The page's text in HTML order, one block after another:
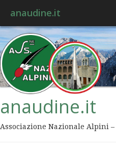
anaudine.it
anaudine.it
Associazione Nazionale Alpini